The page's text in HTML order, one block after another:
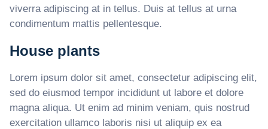
viverra adipiscing at in tellus. Duis at tellus at urna
condimentum mattis pellentesque.
House plants
Lorem ipsum dolor sit amet, consectetur adipiscing elit,
sed do eiusmod tempor incididunt ut labore et dolore
magna aliqua. Ut enim ad minim veniam, quis nostrud
exercitation ullamco laboris nisi ut aliquip ex ea